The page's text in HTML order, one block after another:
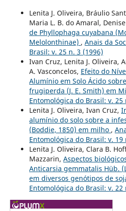
Lenita J. Oliveira, Bráulio
Maria L. B. do Amaral,
de Phyllophaga cuyabana
Melolonthinae) , Anais da
Brasil: v. 25 n. 3 (1996)
Ivan Cruz, Lenita J. Oliveira,
A. Vasconcelos, Efeito do
Alumínio em Solo Ácido
frugiperda (J. E. Smith) em
Entomológica do Brasil: v. 25
Lenita J. Oliveira, Ivan Cruz,
alumínio do solo sobre a
(Boddie, 1850) em milho ,
Entomológica do Brasil: v. 19
Lenita J. Oliveira, Clara B.
Mazzarin, Aspectos
Anticarsia gemmatalis Hüb.
em diversos genótipos de
Entomológica do Brasil: v. 22